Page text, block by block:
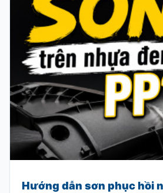
Hướng dẫn sơn phục hồi